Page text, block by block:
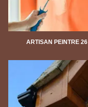
ARTISAN PEINTRE 26